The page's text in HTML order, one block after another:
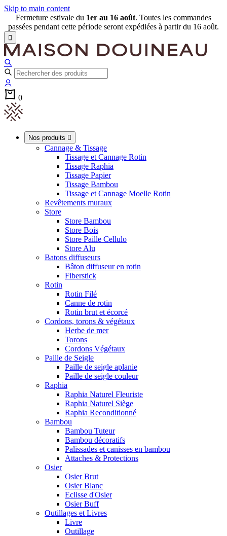
Skip to main content
Fermeture estivale du 1er au 16 août. Toutes les commandes
passées pendant cette période seront expédiées à partir du 16 août.

0
Nos produits 
Cannage & Tissage
Tissage et Cannage Rotin
Tissage Raphia
Tissage Papier
Tissage Bambou
Tissage et Cannage Moelle Rotin
Revêtements muraux
Store
Store Bambou
Store Bois
Store Paille Cellulo
Store Alu
Batons diffuseurs
Bâton diffuseur en rotin
Fiberstick
Rotin
Rotin Filé
Canne de rotin
Rotin brut et écorcé
Cordons, torons & végétaux
Herbe de mer
Torons
Cordons Végétaux
Paille de Seigle
Paille de seigle aplanie
Paille de seigle couleur
Raphia
Raphia Naturel Fleuriste
Raphia Naturel Siège
Raphia Reconditionné
Bambou
Bambou Tuteur
Bambou décoratifs
Palissades et canisses en bambou
Attaches & Protections
Osier
Osier Brut
Osier Blanc
Eclisse d'Osier
Osier Buff
Outillages et Livres
Livre
Outillage